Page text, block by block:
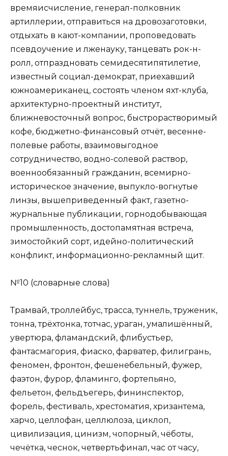
времяисчисление, генерал-полковник
артиллерии, отправиться на дровозаготовки,
отдыхать в кают-компании, проповедовать
псевдоучение и лженауку, танцевать рок-н-
ролл, отпраздновать семидесятипятилетие,
известный социал-демократ, приехавший
южноамериканец, состоять членом яхт-клуба,
архитектурно-проектный институт,
ближневосточный вопрос, быстрорастворимый
кофе, бюджетно-финансовый отчёт, весенне-
полевые работы, взаимовыгодное
сотрудничество, водно-солевой раствор,
военнообязанный гражданин, всемирно-
историческое значение, выпукло-вогнутые
линзы, вышеприведенный факт, газетно-
журнальные публикации, горнодобывающая
промышленность, достопамятная встреча,
зимостойкий сорт, идейно-политический
конфликт, информационно-рекламный щит.
№10 (словарные слова)
Трамвай, троллейбус, трасса, туннель, труженик,
тонна, трёхтонка, тотчас, ураган, умалишённый,
увертюра, фламандский, флибустьер,
фантасмагория, фиаско, фарватер, филигрань,
феномен, фронтон, фешенебельный, фужер,
фаэтон, фурор, фламинго, фортепьяно,
фельетон, фельдъегерь, фининспектор,
форель, фестиваль, хрестоматия, хризантема,
харчо, целлофан, целлюлоза, циклоп,
цивилизация, цинизм, чопорный, чёботы,
чечётка, чеснок, четвертьфинал, час от часу,